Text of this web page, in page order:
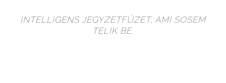
INTELLIGENS JEGYZETFÜZET, AMI SOSEM
TELIK BE.